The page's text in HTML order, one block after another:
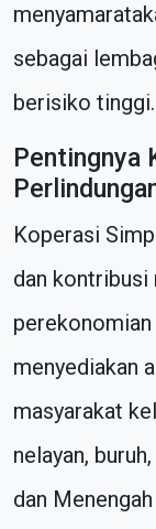
sebagai
berisiko tinggi.
Pentingnya
Koperasi
dan kontribusi
perekonomian
menyediakan
masyarakat
nelayan,
dan